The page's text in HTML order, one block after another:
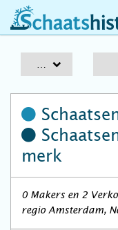
merk
0 Makers en 2
regio Amsterdam,